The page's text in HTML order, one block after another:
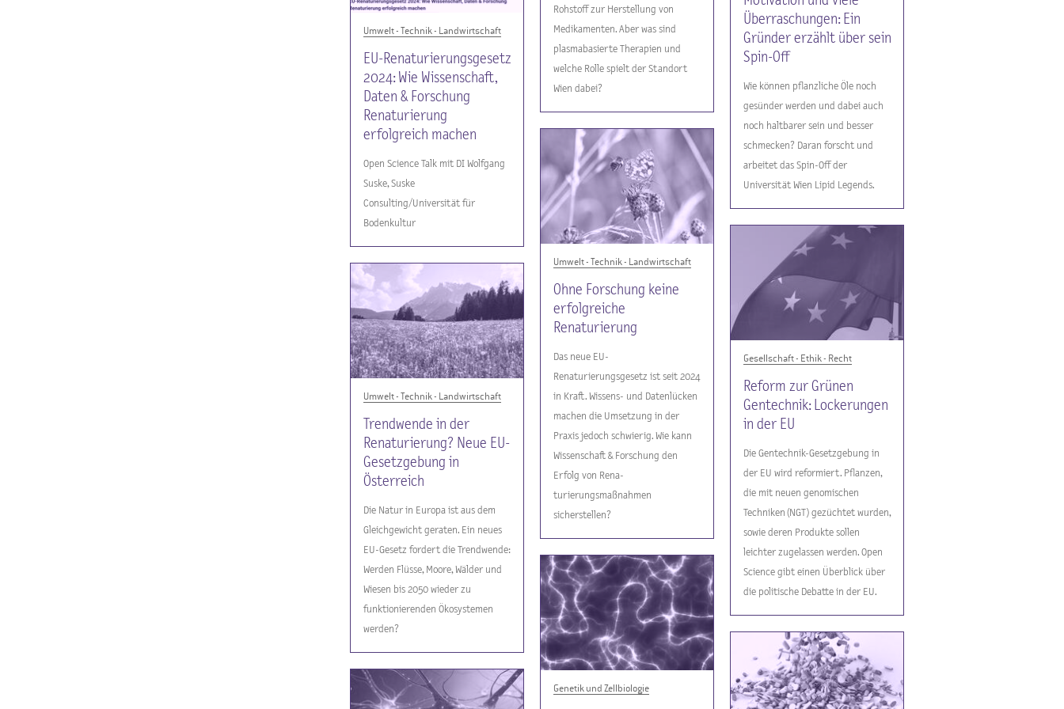
Rohstoff zur Herstellung von
Medikamenten. Aber was sind
plasmabasierte Therapien und
welche Rolle spielt der Standort
Wien dabei?
Überraschungen: Ein
Gründer erzählt über sein
Spin-Off
Wie können pflanzliche Öle noch
gesünder werden und dabei auch
noch haltbarer sein und besser
schmecken? Daran forscht und
arbeitet das Spin-Off der
Universität Wien Lipid Legends.
Umwelt - Technik - Landwirtschaft
EU-Renaturierungsgesetz
2024: Wie Wissenschaft,
Daten & Forschung
Renaturierung
erfolgreich machen
Open Science Talk mit DI Wolfgang
Suske, Suske
Consulting/Universität für
Bodenkultur
Umwelt - Technik - Landwirtschaft
Ohne Forschung keine
erfolgreiche
Renaturierung
Das neue EU-
Renaturierungsgesetz ist seit 2024
in Kraft. Wissens- und Datenlücken
machen die Umsetzung in der
Praxis jedoch schwierig. Wie kann
Wissenschaft & Forschung den
Erfolg von Rena-
turierungsmaßnahmen
sicherstellen?
Gesellschaft - Ethik - Recht
Reform zur Grünen
Gentechnik: Lockerungen
in der EU
Die Gentechnik-Gesetzgebung in
der EU wird reformiert. Pflanzen,
die mit neuen genomischen
Techniken (NGT) gezüchtet wurden,
sowie deren Produkte sollen
leichter zugelassen werden. Open
Science gibt einen Überblick über
die politische Debatte in der EU.
Umwelt - Technik - Landwirtschaft
Trendwende in der
Renaturierung? Neue EU-
Gesetzgebung in
Österreich
Die Natur in Europa ist aus dem
Gleichgewicht geraten. Ein neues
EU-Gesetz fordert die Trendwende:
Werden Flüsse, Moore, Wälder und
Wiesen bis 2050 wieder zu
funktionierenden Ökosystemen
werden?
Genetik und Zellbiologie